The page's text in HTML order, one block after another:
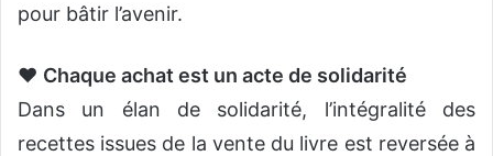
pour bâtir l’avenir.
❤️ Chaque achat est un acte de solidarité
Dans un élan de solidarité, l’intégralité des
recettes issues de la vente du livre est reversée à